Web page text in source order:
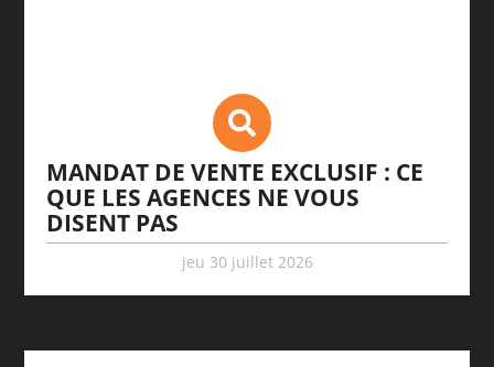
MANDAT DE VENTE EXCLUSIF : CE
QUE LES AGENCES NE VOUS
DISENT PAS
jeu 30 juillet 2026